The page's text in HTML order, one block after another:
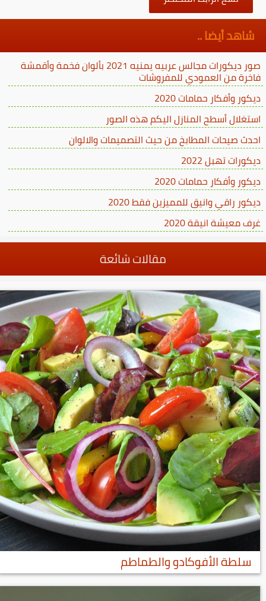
شاهد أيضا ..
صور ديكورات مجالس عربيه يمنيه 2021 بألوان فخمة وأقمشة
فاخرة من العمودي للمفروشات
ديكور وأفكار حمامات 2020
استغلال أسطح المنازل اليكم هذه الصور
احدث صيحات المطابخ من حيث التصميمات والالوان
ديكورات تهبل 2022
ديكور وأفكار حمامات 2020
ديكور راقي وانيق للمميزين فقط 2020
غرف معيشة انيقة 2020
مقالات شائعة
سلطة الأفوكادو والطماطم